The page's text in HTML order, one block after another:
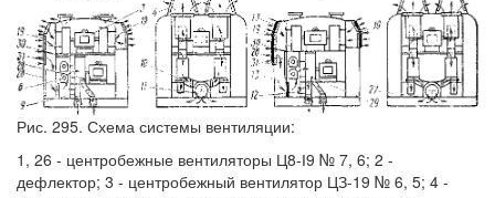
Рис. 295. Схема системы вентиляции:
1, 26 - центробежные вентиляторы Ц8-І9 № 7, 6; 2 -
дефлектор; 3 - центробежный вентилятор ЦЗ-19 № 6, 5; 4 -